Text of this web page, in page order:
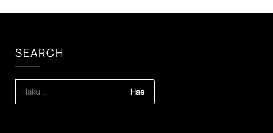
SEARCH